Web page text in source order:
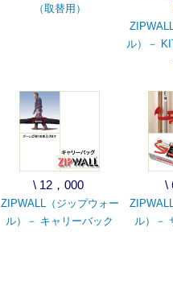
（取替用）
ル）－
\ 12，000
ZIPWALL（ジップウォー
ル）－ キャリーバック
\
ル）－